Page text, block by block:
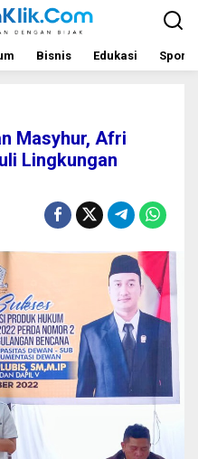
Bisnis Edukasi Sport
Masyhur, Afri
Lingkungan